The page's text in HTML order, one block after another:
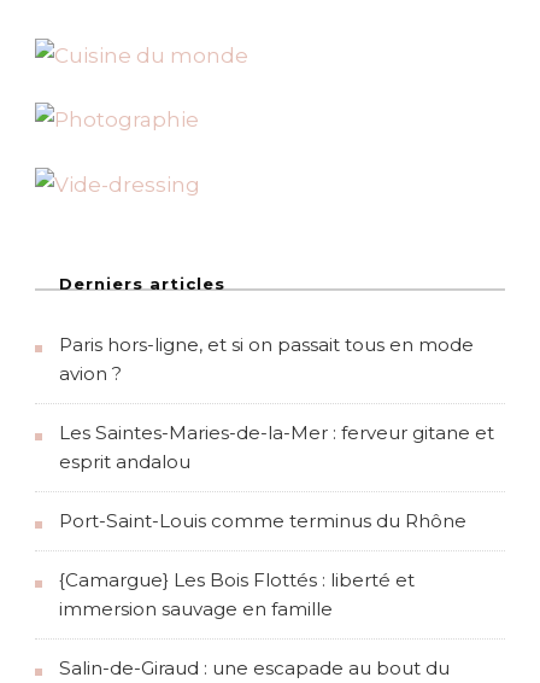
Derniers articles
Paris hors-ligne, et si on passait tous en mode
avion ?
Les Saintes-Maries-de-la-Mer : ferveur gitane et
esprit andalou
Port-Saint-Louis comme terminus du Rhône
{Camargue} Les Bois Flottés : liberté et
immersion sauvage en famille
Salin-de-Giraud : une escapade au bout du